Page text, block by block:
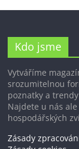
Kdo jsme
Vytváříme
srozumitelnou
poznatky a
Najdete u nás
hospodářských
Zásady